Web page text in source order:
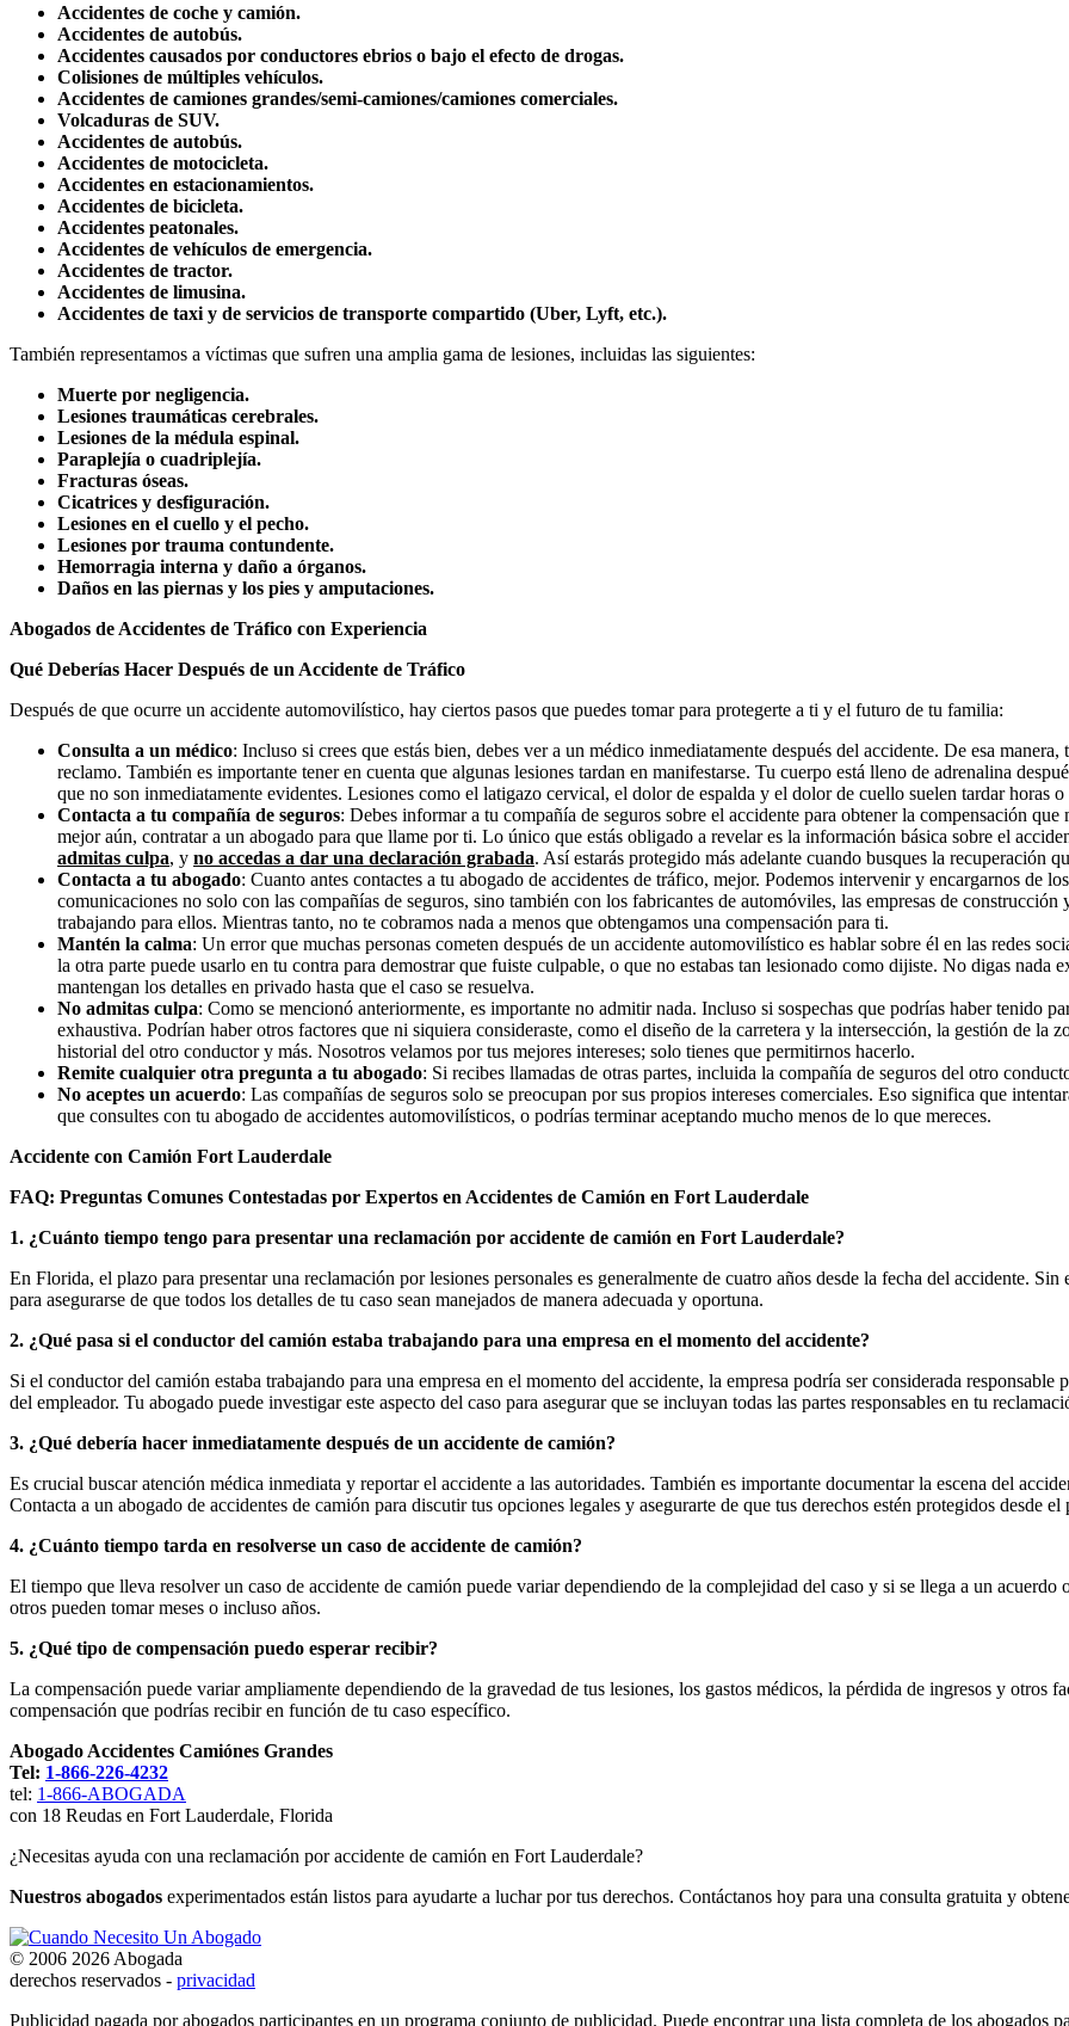
Accidentes de coche y camión.
Accidentes de autobús.
Accidentes causados por conductores ebrios o bajo el efecto de drogas.
Colisiones de múltiples vehículos.
Accidentes de camiones grandes/semi-camiones/camiones comerciales.
Volcaduras de SUV.
Accidentes de autobús.
Accidentes de motocicleta.
Accidentes en estacionamientos.
Accidentes de bicicleta.
Accidentes peatonales.
Accidentes de vehículos de emergencia.
Accidentes de tractor.
Accidentes de limusina.
Accidentes de taxi y de servicios de transporte compartido (Uber, Lyft, etc.).
También representamos a víctimas que sufren una amplia gama de lesiones, incluidas las siguientes:
Muerte por negligencia.
Lesiones traumáticas cerebrales.
Lesiones de la médula espinal.
Paraplejía o cuadriplejía.
Fracturas óseas.
Cicatrices y desfiguración.
Lesiones en el cuello y el pecho.
Lesiones por trauma contundente.
Hemorragia interna y daño a órganos.
Daños en las piernas y los pies y amputaciones.
Abogados de Accidentes de Tráfico con Experiencia
Qué Deberías Hacer Después de un Accidente de Tráfico
Después de que ocurre un accidente automovilístico, hay ciertos pasos que puedes tomar para protegerte a ti y el futuro de tu familia:
Consulta a un médico: Incluso si crees que estás bien, debes ver a un médico inmediatamente después del accidente. De esa
reclamo. También es importante tener en cuenta que algunas lesiones tardan en manifestarse. Tu cuerpo está lleno de adrenalina
que no son inmediatamente evidentes. Lesiones como el latigazo cervical, el dolor de espalda y el dolor de cuello suelen tardar horas
Contacta a tu compañía de seguros: Debes informar a tu compañía de seguros sobre el accidente para obtener la compensación
mejor aún, contratar a un abogado para que llame por ti. Lo único que estás obligado a revelar es la información básica sobre el
admitas culpa, y no accedas a dar una declaración grabada. Así estarás protegido más adelante cuando busques la recuperación
Contacta a tu abogado: Cuanto antes contactes a tu abogado de accidentes de tráfico, mejor. Podemos intervenir y encargarnos de
comunicaciones no solo con las compañías de seguros, sino también con los fabricantes de automóviles, las empresas de
trabajando para ellos. Mientras tanto, no te cobramos nada a menos que obtengamos una compensación para ti.
Mantén la calma: Un error que muchas personas cometen después de un accidente automovilístico es hablar sobre él en las redes
la otra parte puede usarlo en tu contra para demostrar que fuiste culpable, o que no estabas tan lesionado como dijiste. No digas
mantengan los detalles en privado hasta que el caso se resuelva.
No admitas culpa: Como se mencionó anteriormente, es importante no admitir nada. Incluso si sospechas que podrías haber tenido
exhaustiva. Podrían haber otros factores que ni siquiera consideraste, como el diseño de la carretera y la intersección, la gestión de
historial del otro conductor y más. Nosotros velamos por tus mejores intereses; solo tienes que permitirnos hacerlo.
Remite cualquier otra pregunta a tu abogado: Si recibes llamadas de otras partes, incluida la compañía de seguros del otro
No aceptes un acuerdo: Las compañías de seguros solo se preocupan por sus propios intereses comerciales. Eso significa que
que consultes con tu abogado de accidentes automovilísticos, o podrías terminar aceptando mucho menos de lo que mereces.
Accidente con Camión Fort Lauderdale
FAQ: Preguntas Comunes Contestadas por Expertos en Accidentes de Camión en Fort Lauderdale
1. ¿Cuánto tiempo tengo para presentar una reclamación por accidente de camión en Fort Lauderdale?
En Florida, el plazo para presentar una reclamación por lesiones personales es generalmente de cuatro años desde la fecha del accidente.
para asegurarse de que todos los detalles de tu caso sean manejados de manera adecuada y oportuna.
2. ¿Qué pasa si el conductor del camión estaba trabajando para una empresa en el momento del accidente?
Si el conductor del camión estaba trabajando para una empresa en el momento del accidente, la empresa podría ser considerada
del empleador. Tu abogado puede investigar este aspecto del caso para asegurar que se incluyan todas las partes responsables en tu
3. ¿Qué debería hacer inmediatamente después de un accidente de camión?
Es crucial buscar atención médica inmediata y reportar el accidente a las autoridades. También es importante documentar la escena del
Contacta a un abogado de accidentes de camión para discutir tus opciones legales y asegurarte de que tus derechos estén protegidos desde
4. ¿Cuánto tiempo tarda en resolverse un caso de accidente de camión?
El tiempo que lleva resolver un caso de accidente de camión puede variar dependiendo de la complejidad del caso y si se llega a un
otros pueden tomar meses o incluso años.
5. ¿Qué tipo de compensación puedo esperar recibir?
La compensación puede variar ampliamente dependiendo de la gravedad de tus lesiones, los gastos médicos, la pérdida de ingresos y otros
compensación que podrías recibir en función de tu caso específico.
Abogado Accidentes Camiónes Grandes
Tel: 1-866-226-4232
tel: 1-866-ABOGADA
con 18 Reudas en Fort Lauderdale, Florida
¿Necesitas ayuda con una reclamación por accidente de camión en Fort Lauderdale?
Nuestros abogados experimentados están listos para ayudarte a luchar por tus derechos. Contáctanos hoy para una consulta gratuita y
© 2006 2026 Abogada
derechos reservados - privacidad
Publicidad pagada por abogados participantes en un programa conjunto de publicidad. Puede encontrar una lista completa de los abogados